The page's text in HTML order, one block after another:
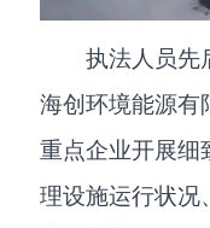
执法人员先
海创环境能源有
重点企业开展细
理设施运行状况